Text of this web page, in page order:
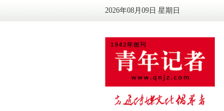
2026年08月09日 星期日